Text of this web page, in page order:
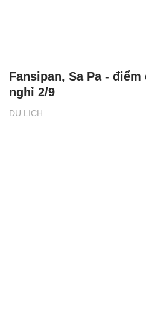
DU LỊCH
Fansipan, Sa Pa -
nghỉ 2/9